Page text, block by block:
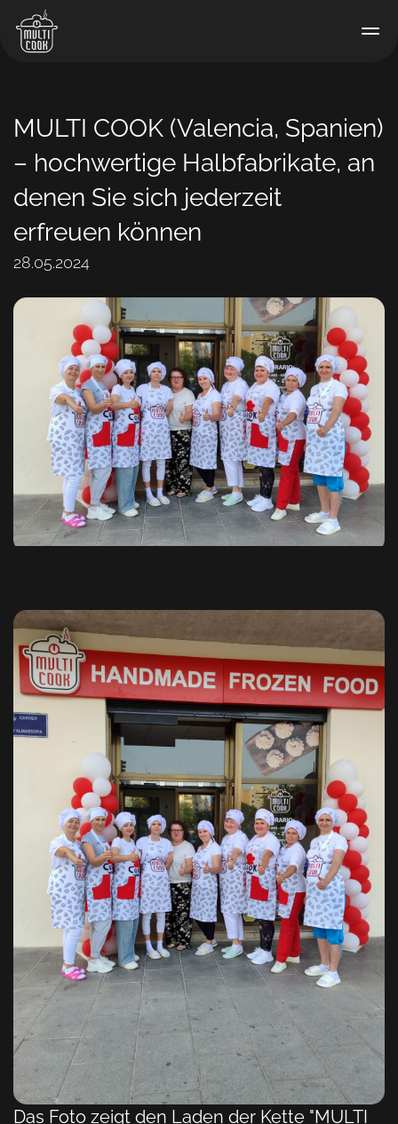
MULTI COOK (Valencia, Spanien)
– hochwertige Halbfabrikate, an
denen Sie sich jederzeit
erfreuen können
28.05.2024
Das Foto zeigt den Laden der Kette "MULTI